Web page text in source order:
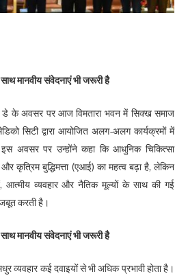
मानवीय संवेदनाएं भी जरूरी है
डे के अवसर पर आज विमतारा भवन में सिक्ख समाज
सिटी द्वारा आयोजित अलग-अलग कार्यक्रमों में
इस अवसर पर उन्होंने कहा कि आधुनिक चिकित्सा
कृत्रिम बुद्धिमत्ता (एआई) का महत्व बढ़ा है, लेकिन
आत्मीय व्यवहार और नैतिक मूल्यों के साथ की गई
करती है।
मानवीय संवेदनाएं भी जरूरी है
व्यवहार कई दवाइयों से भी अधिक प्रभावी होता है।